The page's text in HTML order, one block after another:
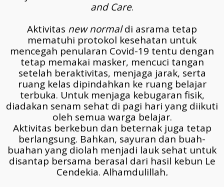
and Care.
Aktivitas new normaldi asrama tetap
mematuhi protokol kesehatan untuk
mencegah penularan Covid-19 tentu dengan
tetap memakai masker, mencuci tangan
setelah beraktivitas, menjaga jarak, serta
ruang kelas dipindahkan ke ruang belajar
terbuka. Untuk menjaga kebugaran fisik,
diadakan senam sehat di pagi hari yang diikuti
oleh semua warga belajar.
Aktivitas berkebun dan beternak juga tetap
berlangsung. Bahkan, sayuran dan buah-
buahan yang diolah menjadi lauk sehat untuk
disantap bersama berasal dari hasil kebun Le
Cendekia. Alhamdulillah.